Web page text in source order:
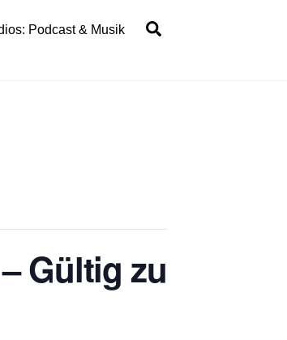
Podcast & Musik
Gültig zu